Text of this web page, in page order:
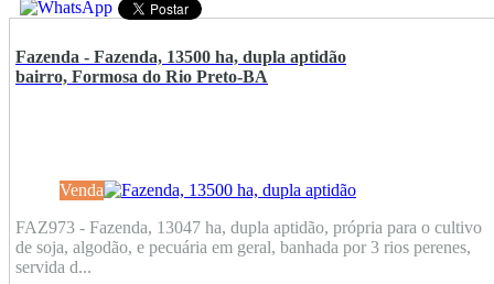
Fazenda - Fazenda, 13500 ha, dupla aptidão
bairro, Formosa do Rio Preto-BA
Venda
FAZ973 - Fazenda, 13047 ha, dupla aptidão, própria para o cultivo
de soja, algodão, e pecuária em geral, banhada por 3 rios perenes,
servida d...